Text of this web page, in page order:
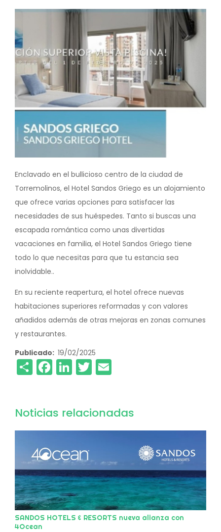
Image
Enclavado en el bullicioso centro de la ciudad de
Torremolinos, el Hotel Sandos Griego es un alojamiento
que ofrece varias opciones para satisfacer las
necesidades de sus huéspedes. Tanto si buscas una
escapada romántica como unas divertidas
vacaciones en familia, el Hotel Sandos Griego tiene
todo lo que necesitas para que tu estancia sea
inolvidable..
En su reciente reapertura, el hotel ofrece nuevas
habitaciones superiores reformadas y con valores
añadidos además de otras mejoras en zonas comunes
y restaurantes.
Publicado 19/02/2025
ShareFacebook
LinkedIn
Twitter
Noticias relacionadas
SANDOS HOTELS & RESORTS nueva alianza con
4Ocean